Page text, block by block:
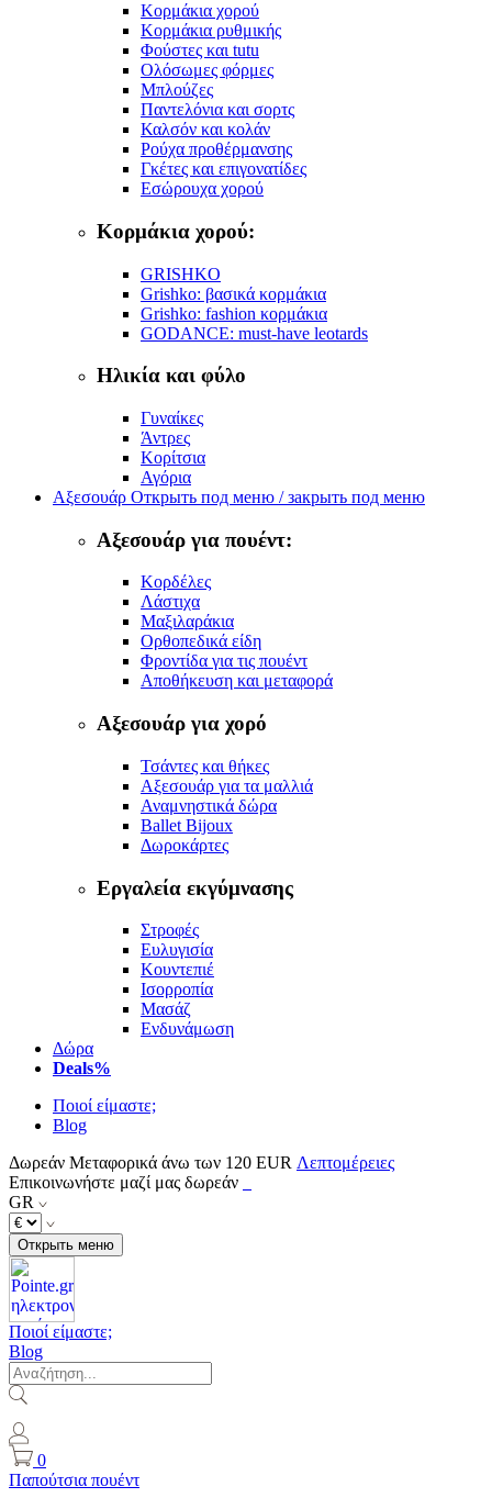
Κορμάκια χορού
Κορμάκια ρυθμικής
Φούστες και tutu
Ολόσωμες φόρμες
Μπλούζες
Παντελόνια και σορτς
Καλσόν και κολάν
Ρούχα προθέρμανσης
Γκέτες και επιγονατίδες
Εσώρουχα χορού
Κορμάκια χορού:
GRISHKO
Grishko: βασικά κορμάκια
Grishko: fashion κορμάκια
GODANCE: must-have leotards
Ηλικία και φύλο
Γυναίκες
Άντρες
Κορίτσια
Αγόρια
Αξεσουάρ Открыть под меню / закрыть под меню
Αξεσουάρ για πουέντ:
Κορδέλες
Λάστιχα
Μαξιλαράκια
Ορθοπεδικά είδη
Φροντίδα για τις πουέντ
Αποθήκευση και μεταφορά
Αξεσουάρ για χορό
Τσάντες και θήκες
Αξεσουάρ για τα μαλλιά
Αναμνηστικά δώρα
Ballet Bijoux
Δωροκάρτες
Εργαλεία εκγύμνασης
Στροφές
Ευλυγισία
Κουντεπιέ
Ισορροπία
Μασάζ
Ενδυνάμωση
Δώρα
Deals%
Ποιοί είμαστε;
Blog
Δωρεάν Μεταφορικά άνω των 120 EUR Λεπτομέρειες
Επικοινωνήστε μαζί μας δωρεάν
GR
Открыть меню
Ποιοί είμαστε;
Blog
0
Παπούτσια πουέντ